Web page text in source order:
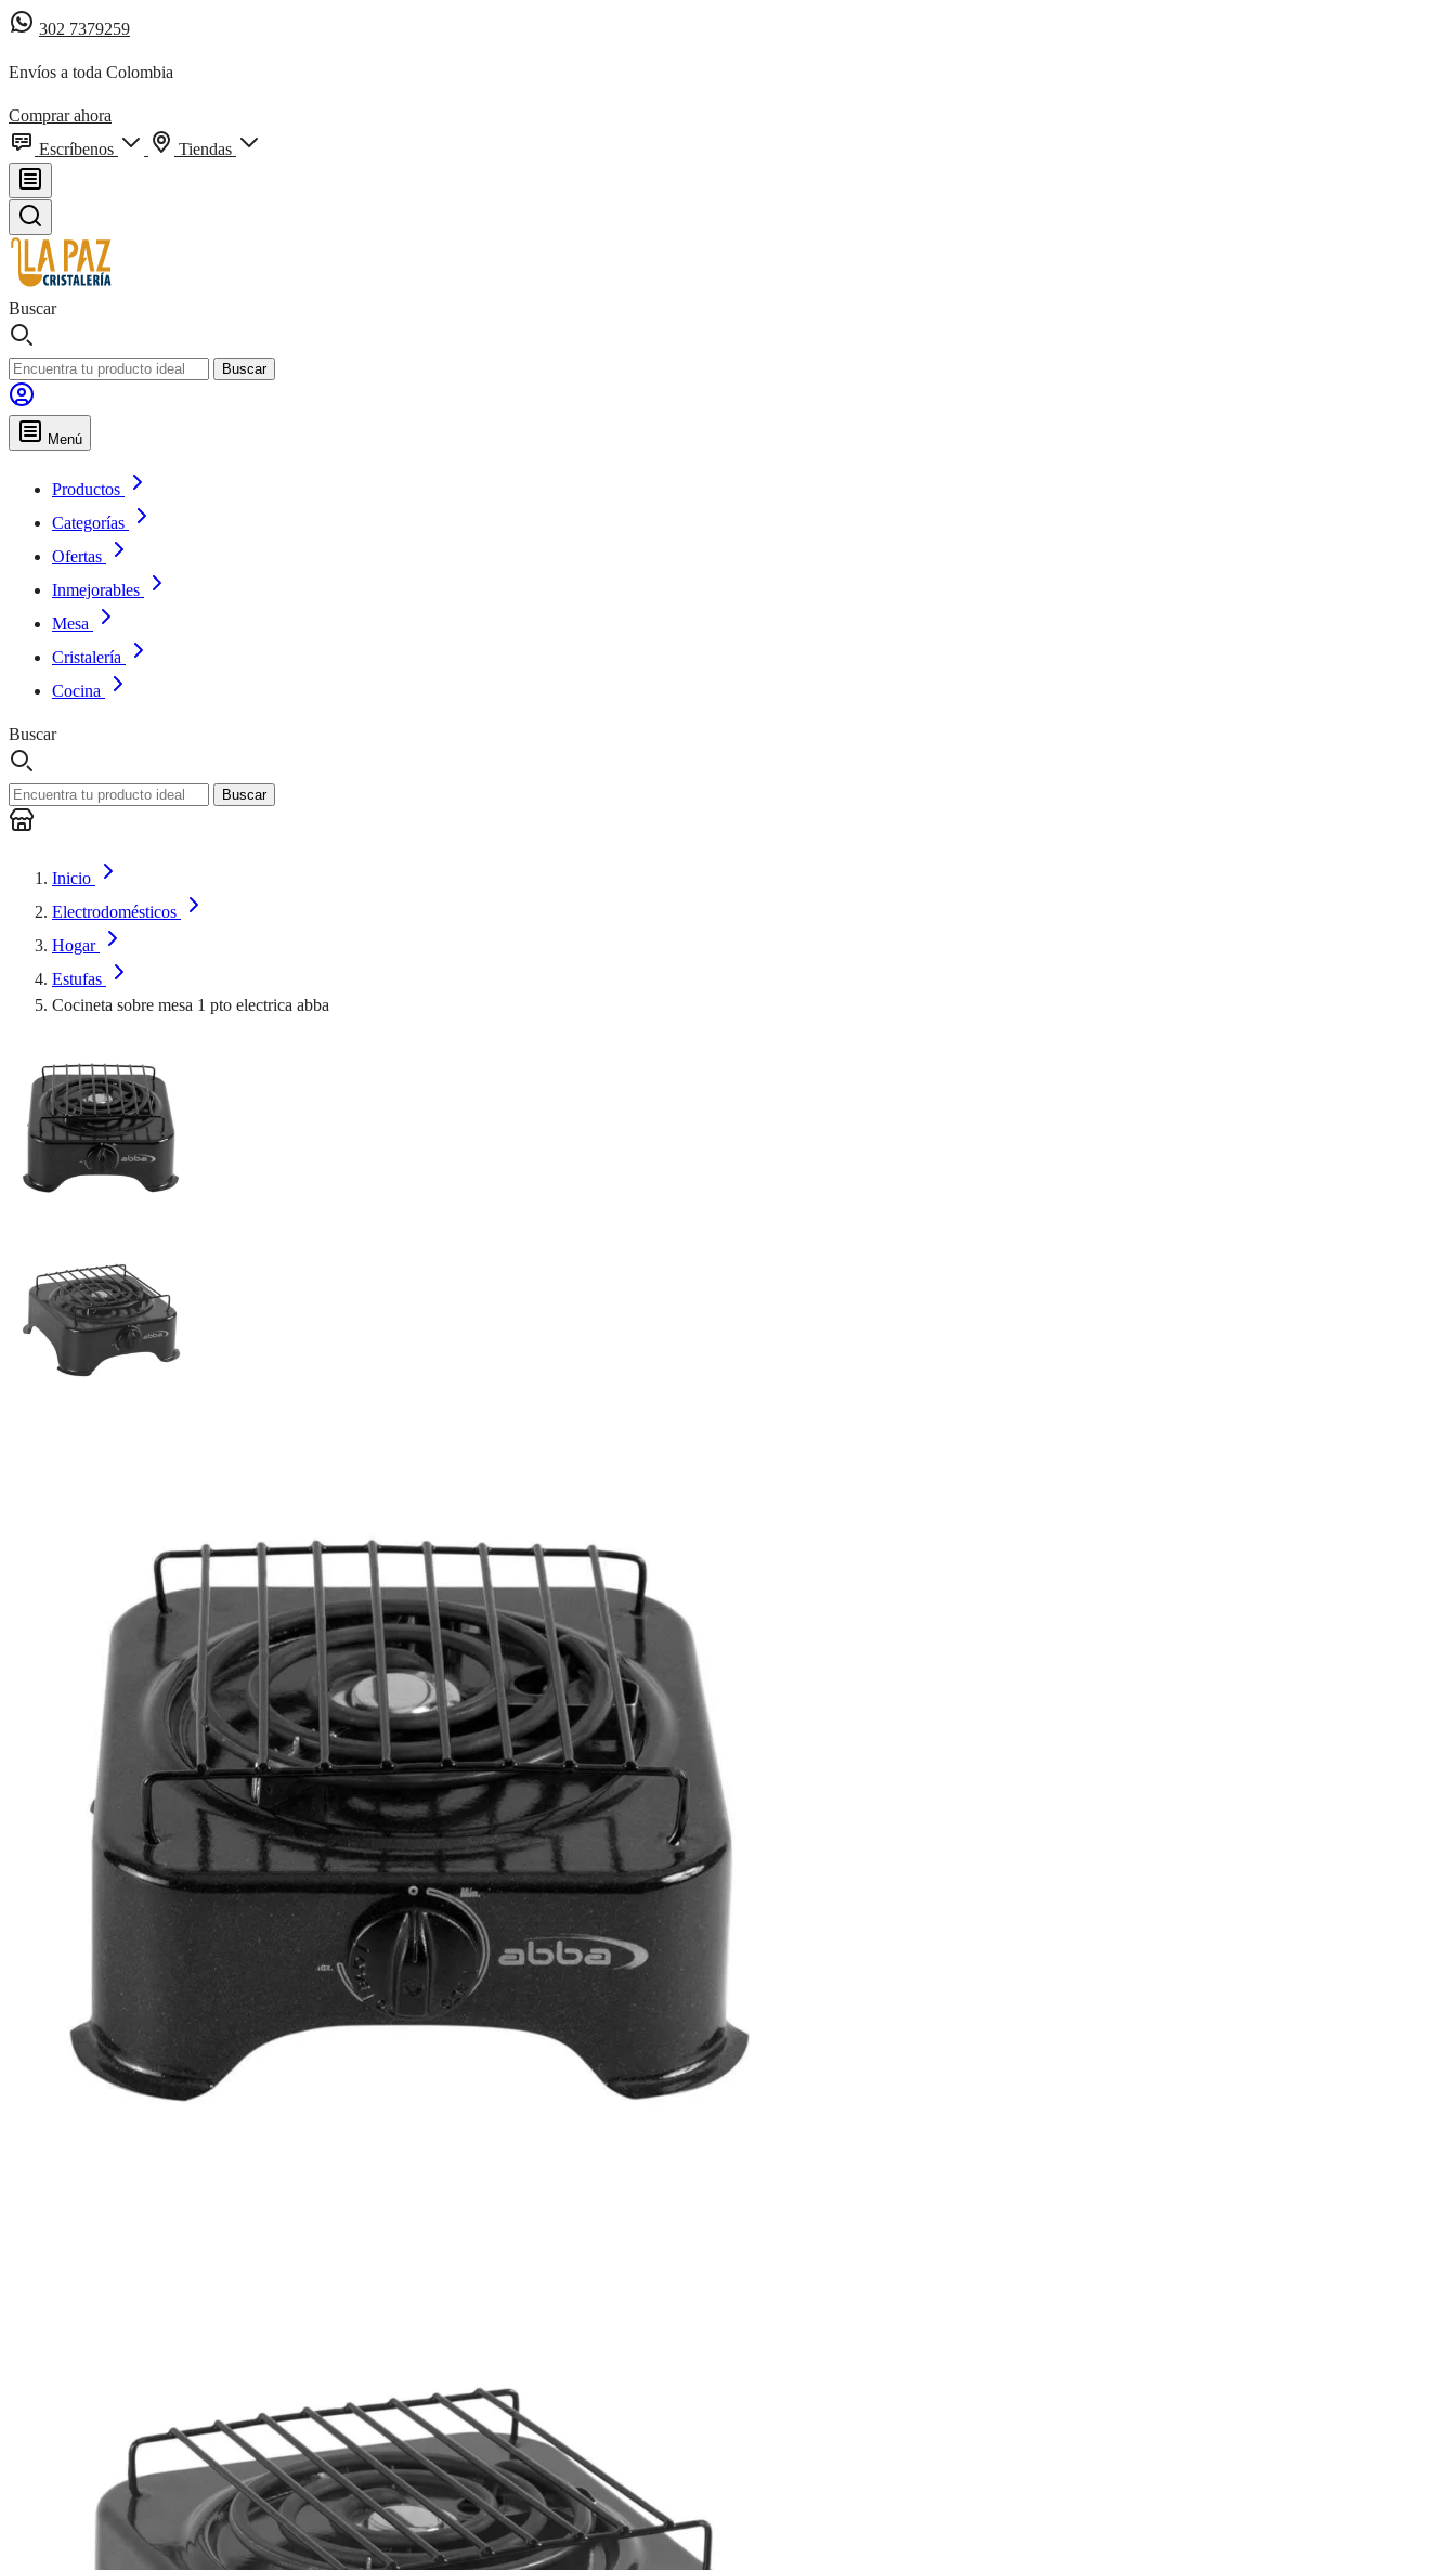
302 7379259
Envíos a toda Colombia
Comprar ahora
Escríbenos
Tiendas
Buscar
Buscar
Menú
Productos
Categorías
Ofertas
Inmejorables
Mesa
Cristalería
Cocina
Buscar
Buscar
Inicio
Electrodomésticos
Hogar
Estufas
Cocineta sobre mesa 1 pto electrica abba